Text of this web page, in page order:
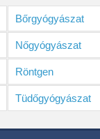
Bőrgyógyászat
Nőgyógyászat
Röntgen
Tüdőgyógyászat